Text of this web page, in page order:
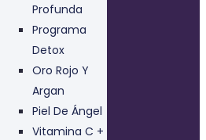
Profunda
Programa
Detox
Oro Rojo Y
Argan
Piel De Ángel
Vitamina C +